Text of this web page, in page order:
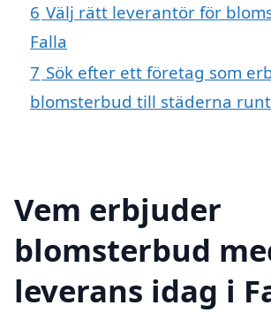
6 Välj rätt leverantör för
Falla
7 Sök efter ett företag som
blomsterbud till städerna runt
Vem erbjuder
blomsterbud
leverans idag i